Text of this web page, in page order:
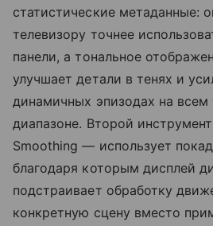
статистические метаданные:
телевизору точнее
панели, а тональное
улучшает детали в тенях и
динамичных эпизодах на всем
диапазоне. Второй
Smoothing — использует
благодаря которым дисплей
подстраивает обработку
конкретную сцену вместо